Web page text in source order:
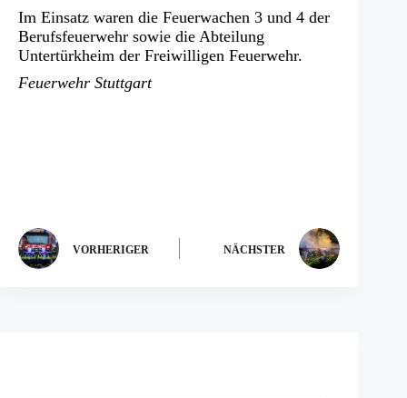
Im Einsatz waren die Feuerwachen 3 und 4 der
Berufsfeuerwehr sowie die Abteilung
Untertürkheim der Freiwilligen Feuerwehr.
Feuerwehr Stuttgart
VORHERIGER NÄCHSTER